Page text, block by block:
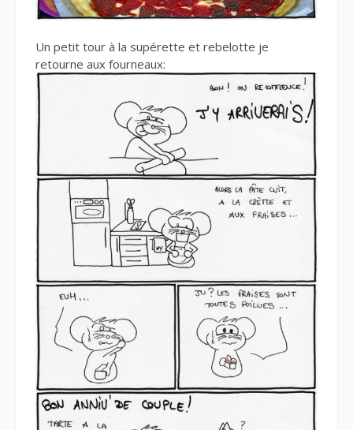
Un petit tour à la supérette et rebelotte je
retourne aux fourneaux: